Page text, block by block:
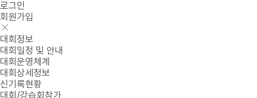
로그인
회원가입
대회정보
대회일정 및 안내
대회운영체계
대회상세정보
신기록현황
대회/강습회참가